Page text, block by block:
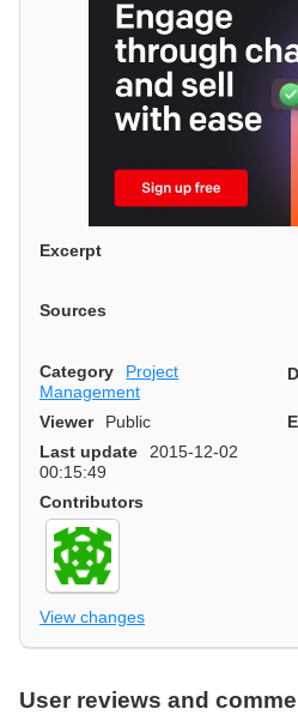
Excerpt
Sources
Category
Project
Management
Viewer Public
Last update
2015-12-02
00:15:49
Contributors
View changes
User reviews and